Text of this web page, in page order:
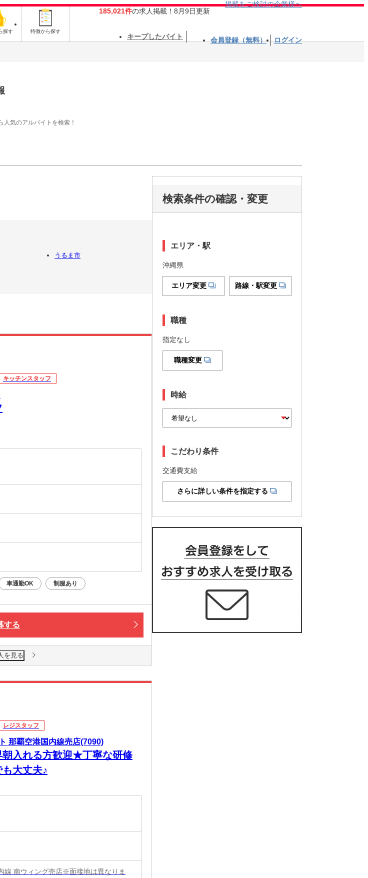
探す 特徴から探す
185,021件の求人掲載！8月9日更新
掲載をご検討の企業様へ
キープしたバイト 会員登録（無料） ログイン
気のアルバイトを検索！
うるま市
キッチンスタッフ
車通勤OK 制服あり
する
を見る
レジスタッフ
那覇空港国内線売店(7090)
朝入れる方歓迎★丁寧な研修
大丈夫♪
線 南ウィング売店※面接地は異なりま
検索条件の確認・変更
エリア・駅
沖縄県
エリア変更 路線・駅変更
職種
指定なし
職種変更
時給
こだわり条件
交通費支給
さらに詳しい条件を指定する